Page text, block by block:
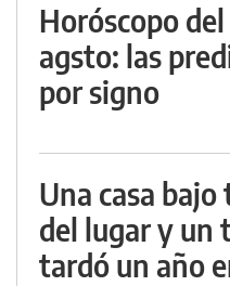
Horóscopo
agsto: las
por signo
Una casa
del lugar y un
tardó un año